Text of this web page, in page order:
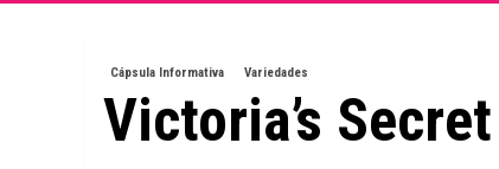
Cápsula Informativa Variedades
Victoria’s